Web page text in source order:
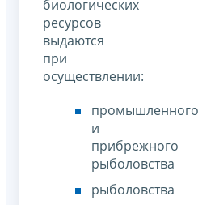
биологических
ресурсов
выдаются
при
осуществлении:
промышленного
и
прибрежного
рыболовства
рыболовства